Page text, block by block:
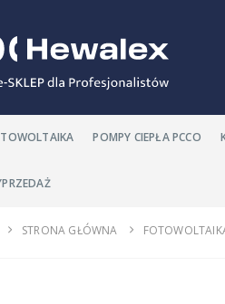
POMPY CIEPŁA PCCO
STRONA GŁÓWNA